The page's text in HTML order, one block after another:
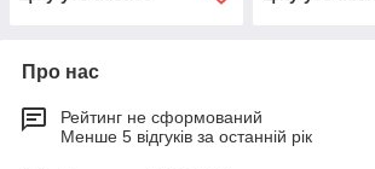
Про нас
Рейтинг не сформований
Менше 5 відгуків за останній рік